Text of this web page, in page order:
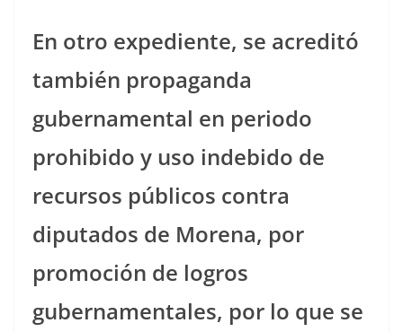
En otro expediente, se acreditó
también propaganda
gubernamental en periodo
prohibido y uso indebido de
recursos públicos contra
diputados de Morena, por
promoción de logros
gubernamentales, por lo que se